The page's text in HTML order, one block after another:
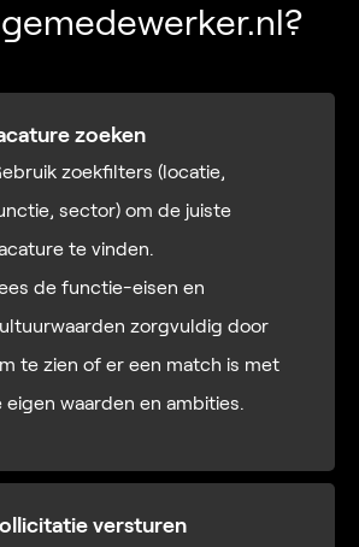
zoeken
zoekfilters (locatie,
sector) om de juiste
te vinden.
de functie-eisen en
zorgvuldig door
te zien of er een match is met
eigen waarden en ambities.
versturen